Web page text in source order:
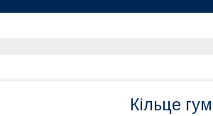
Кільце